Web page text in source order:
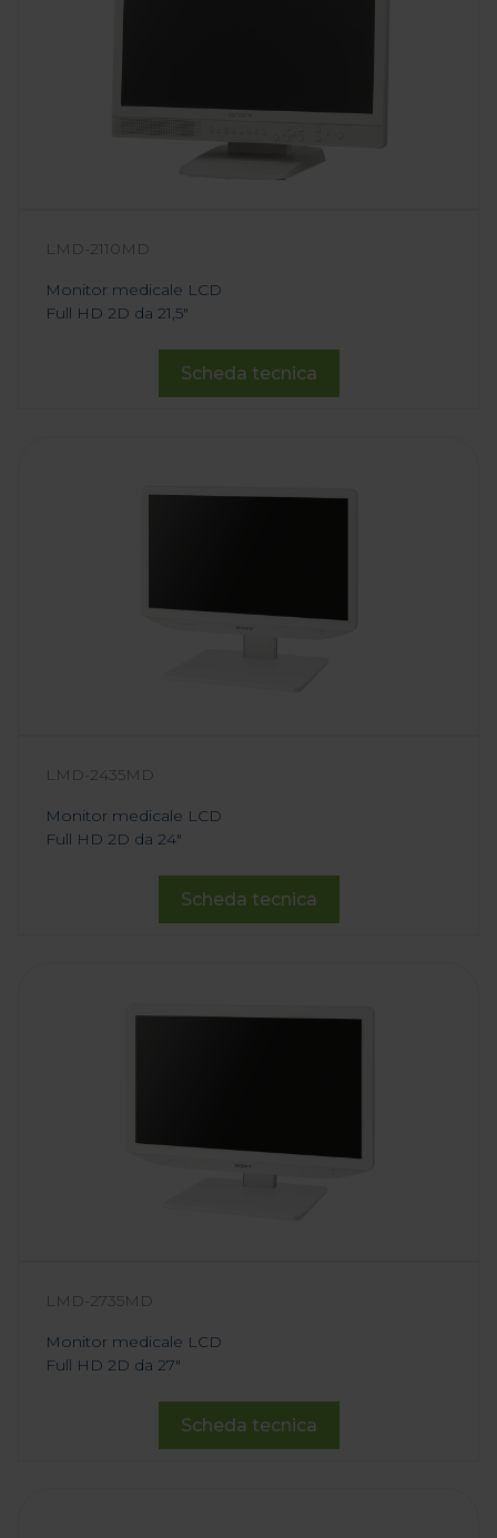
LMD-2110MD
Monitor medicale LCD
Full HD 2D da 21,5"
Scheda tecnica
LMD-2435MD
Monitor medicale LCD
Full HD 2D da 24"
Scheda tecnica
LMD-2735MD
Monitor medicale LCD
Full HD 2D da 27"
Scheda tecnica